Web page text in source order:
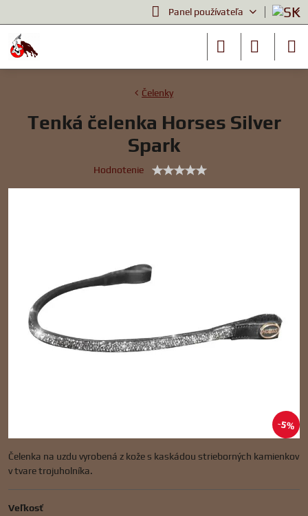
Panel používateľa
5%
Čelenky
Tenká čelenka Horses Silver
Spark
Hodnotenie
Čelenka na uzdu vyrobená z kože s kaskádou strieborných kamienkov
v tvare trojuholníka.
Veľkosť